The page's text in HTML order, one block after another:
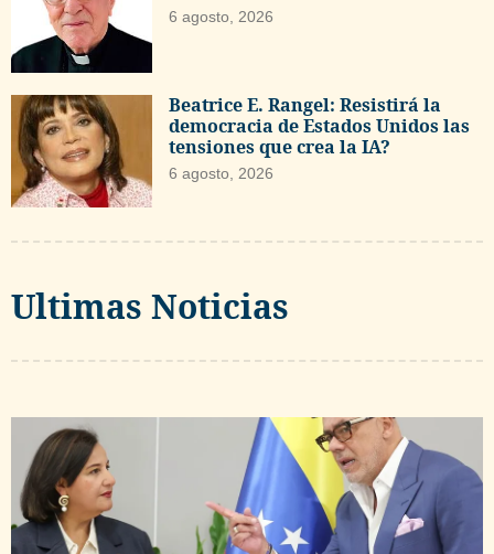
6 agosto, 2026
Beatrice E. Rangel: Resistirá la
democracia de Estados Unidos las
tensiones que crea la IA?
6 agosto, 2026
Ultimas Noticias